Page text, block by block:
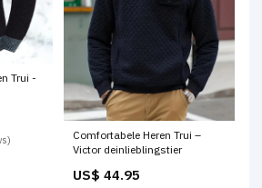
Trui -
Comfortabele Heren Trui –
Victor deinlieblingstier
US$ 44.95